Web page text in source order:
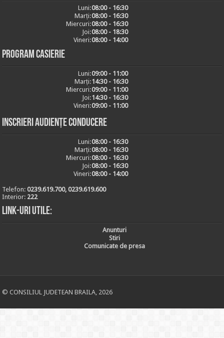
Luni:08:00 - 16:30
Marți:08:00 - 16:30
Miercuri:08:00 - 16:30
Joi:08:00 - 18:30
Vineri:08:00 - 14:00
Program casierie
Luni:09:00 - 11:00
Marți:14:30 - 16:30
Miercuri:09:00 - 11:00
Joi:14:30 - 16:30
Vineri:09:00 - 11:00
Inscrieri audiențe conducere
Luni:08:00 - 16:30
Marți:08:00 - 16:30
Miercuri:08:00 - 16:30
Joi:08:00 - 16:30
Vineri:08:00 - 14:00
Telefon:0239.619.700, 0239.619.600
Interior: 222
Link-uri utile:
Anunturi
Stiri
Comunicate de presa
© CONSILIUL JUDETEAN BRAILA, 2026